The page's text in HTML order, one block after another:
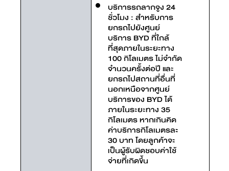
บริการรถลากจูง 24
ชั่วโมง : สำหรับการ
ยกรถไปยังศูนย์
บริการ BYD ที่ใกล้
ที่สุดภายในระยะทาง
100 กิโลเมตร ไม่จำกัด
จำนวนครั้งต่อปี และ
ยกรถไปสถานที่อื่นที่
นอกเหนือจากศูนย์
บริการของ BYD ได้
ภายในระยะทาง 35
กิโลเมตร หากเกินคิด
ค่าบริการกิโลเมตรละ
30 บาท โดยลูกค้าจะ
เป็นผู้รับผิดชอบค่าใช้
จ่ายที่เกิดขึ้น